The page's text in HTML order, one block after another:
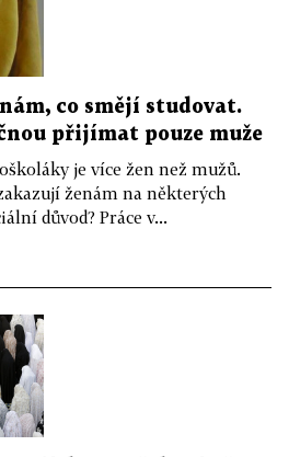
co smějí studovat.
přijímat pouze muže
je více žen než mužů.
ženám na některých
důvod? Práce v...